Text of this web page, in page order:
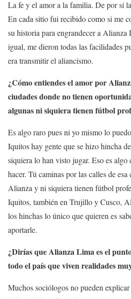
La fe y el amor a la familia. De por sí
En cada sitio fui recibido como si me
su historia para engrandecer a
igual, me dieron todas las facilidades
era transmitir el aliancismo.
¿Cómo entiendes el amor por
ciudades donde no tienen
algunas ni siquiera tienen fútbol
Es algo raro pues ni yo mismo lo
Iquitos hay gente que se hizo hincha
siquiera lo han visto jugar. Eso es
hacer. Tú caminas por las calles de
Alianza y ni siquiera tienen fútbol
Iquitos, también en Trujillo y Cusco,
los hinchas lo único que quieren es
aportarle.
¿Dirías que Alianza Lima es el
todo el país que viven realidades
Muchos sociólogos no pueden